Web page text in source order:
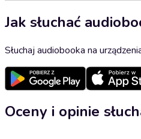
Jak słuchać
Słuchaj audiobooka na
Oceny i opinie